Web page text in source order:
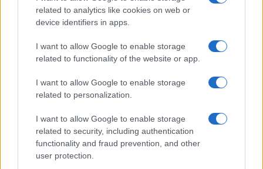
related to analytics like cookies on web or
device identifiers in apps.
I want to allow Google to enable storage
related to functionality of the website or app.
I want to allow Google to enable storage
related to personalization.
I want to allow Google to enable storage
related to security, including authentication
functionality and fraud prevention, and other
user protection.
LEGFRISSEBB
Helyi hírek
Amire többmillióan vártunk: szombattól
másodfokúra csökken a riasztás
Országos hírek
Kecskeméten is szakirányú
továbbképzésekkel erősít a Gál Ferenc
Egyetem